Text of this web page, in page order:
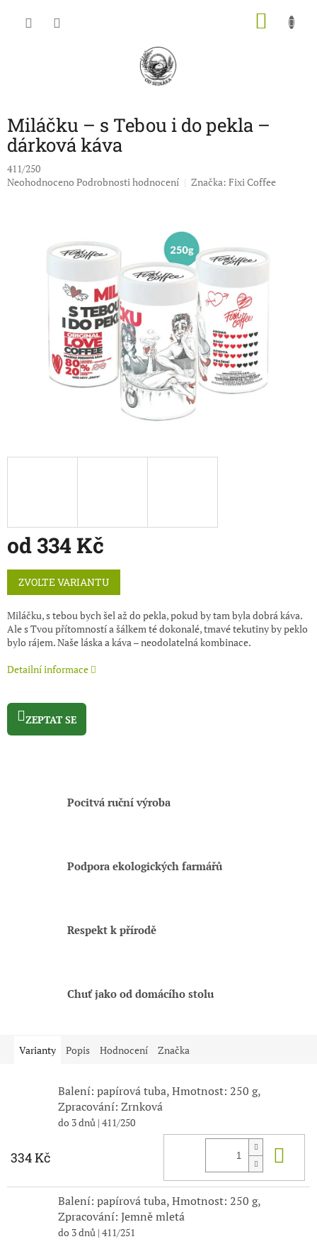
Miláčku – s Tebou i do pekla –
dárková káva
411/250
Průměrné
hvězdiček.
Neohodnoceno Podrobnosti hodnocení Značka: Fixi Coffee
od334 Kč
Měrná
cena:
ZVOLTE VARIANTU
Miláčku, s tebou bych šel až do pekla, pokud by tam byla dobrá káva.
Ale s Tvou přítomností a šálkem té dokonalé, tmavé tekutiny by peklo
bylo rájem. Naše láska a káva – neodolatelná kombinace.
Detailní informace
ZEPTAT SE
Pocitvá ruční výroba
Podpora ekologických farmářů
Respekt k přírodě
Chuť jako od domácího stolu
Varianty Popis Hodnocení Značka
Balení: papírová tuba, Hmotnost: 250 g,
Zpracování: Zrnková
do 3 dnů | 411/250
334 Kč
Balení: papírová tuba, Hmotnost: 250 g,
Zpracování: Jemně mletá
do 3 dnů | 411/251